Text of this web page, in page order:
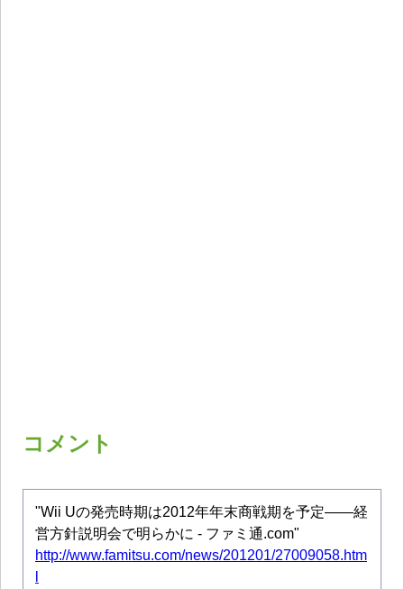
コメント
"Wii Uの発売時期は2012年年末商戦期を予定――経
営方針説明会で明らかに - ファミ通.com"
http://www.famitsu.com/news/201201/27009058.htm